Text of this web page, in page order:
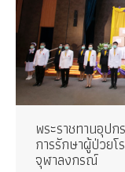
พระราชทานอุป
การรักษาผู้ป่วย
จุฬาลงกรณ์